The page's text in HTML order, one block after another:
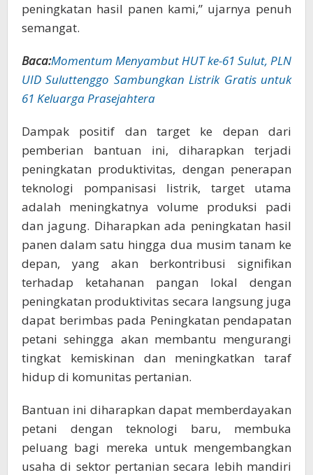
peningkatan hasil panen kami,” ujarnya penuh
semangat.
Baca:Momentum Menyambut HUT ke-61 Sulut, PLN
UID Suluttenggo Sambungkan Listrik Gratis untuk
61 Keluarga Prasejahtera
Dampak positif dan target ke depan dari
pemberian bantuan ini, diharapkan terjadi
peningkatan produktivitas, dengan penerapan
teknologi pompanisasi listrik, target utama
adalah meningkatnya volume produksi padi
dan jagung. Diharapkan ada peningkatan hasil
panen dalam satu hingga dua musim tanam ke
depan, yang akan berkontribusi signifikan
terhadap ketahanan pangan lokal dengan
peningkatan produktivitas secara langsung juga
dapat berimbas pada Peningkatan pendapatan
petani sehingga akan membantu mengurangi
tingkat kemiskinan dan meningkatkan taraf
hidup di komunitas pertanian.
Bantuan ini diharapkan dapat memberdayakan
petani dengan teknologi baru, membuka
peluang bagi mereka untuk mengembangkan
usaha di sektor pertanian secara lebih mandiri